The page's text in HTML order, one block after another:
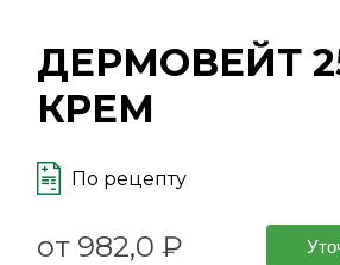
ДЕРМОВЕЙТ
КРЕМ
По рецепту
от 982,0 ₽